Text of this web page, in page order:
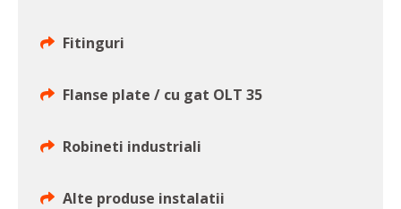
Fitinguri
Flanse plate / cu gat OLT 35
Robineti industriali
Alte produse instalatii